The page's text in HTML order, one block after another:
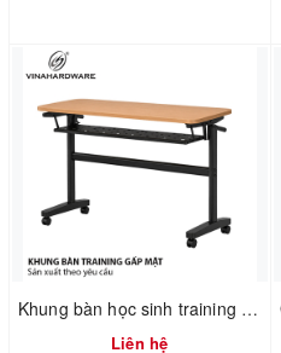
Khung bàn học sinh training gấp mặt xếp gọn có hộc bàn Vinahardware - 2300.1.07409
Liên hệ